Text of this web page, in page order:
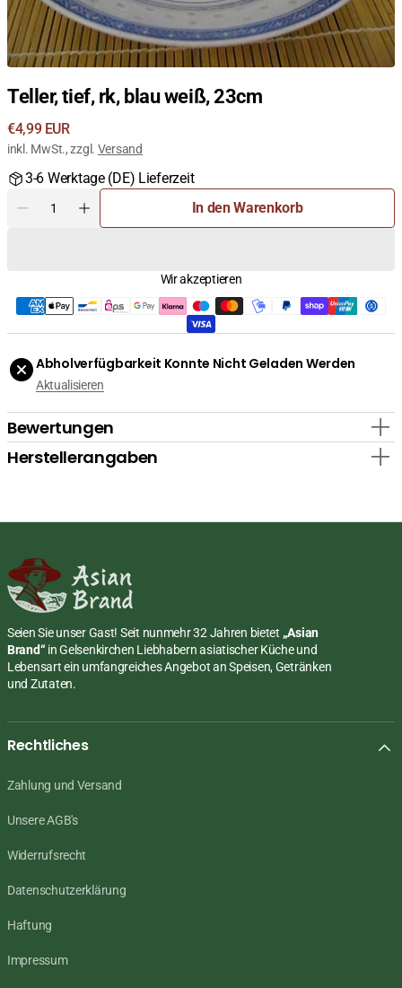
Teller, tief, rk, blau weiß, 23cm
Regulärer
Preis
€4,99 EUR
inkl. MwSt., zzgl. Versand
3-6 Werktage (DE) Lieferzeit
Menge
blau
weiß,
23cm
Menge
blau
23cm
In den Warenkorb
Wir akzeptieren
Abholverfügbarkeit Konnte Nicht Geladen Werden
Aktualisieren
Bewertungen
Herstellerangaben
Seien Sie unser Gast! Seit nunmehr 32 Jahren bietet „Asian
Brand“ in Gelsenkirchen Liebhabern asiatischer Küche und
Lebensart ein umfangreiches Angebot an Speisen, Getränken
und Zutaten.
Rechtliches
Zahlung und Versand
Unsere AGB's
Widerrufsrecht
Datenschutzerklärung
Haftung
Impressum